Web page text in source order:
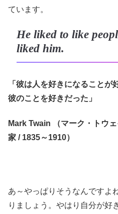
ています。
He liked to like
liked him.
「彼は人を好きになること
彼のことを好きだった」
Mark Twain （マーク・トウ
家 / 1835～1910）
あ～やっぱりそうなんですよ
りましょう。やはり自分が好